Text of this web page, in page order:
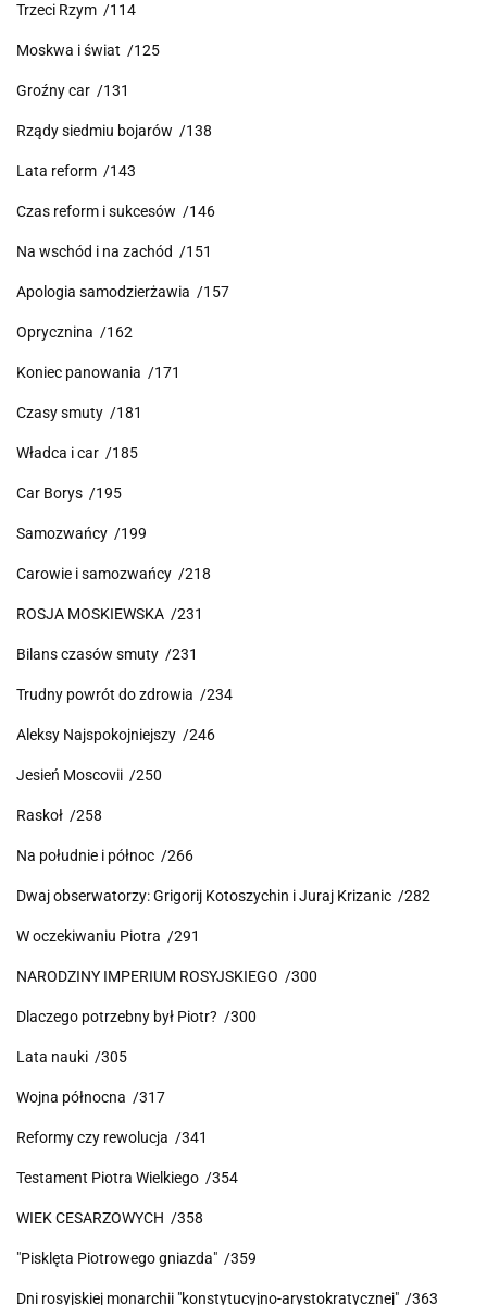
Trzeci Rzym /114
Moskwa i świat /125
Groźny car /131
Rządy siedmiu bojarów /138
Lata reform /143
Czas reform i sukcesów /146
Na wschód i na zachód /151
Apologia samodzierżawia /157
Oprycznina /162
Koniec panowania /171
Czasy smuty /181
Władca i car /185
Car Borys /195
Samozwańcy /199
Carowie i samozwańcy /218
ROSJA MOSKIEWSKA /231
Bilans czasów smuty /231
Trudny powrót do zdrowia /234
Aleksy Najspokojniejszy /246
Jesień Moscovii /250
Raskoł /258
Na południe i północ /266
Dwaj obserwatorzy: Grigorij Kotoszychin i Juraj Krizanic /282
W oczekiwaniu Piotra /291
NARODZINY IMPERIUM ROSYJSKIEGO /300
Dlaczego potrzebny był Piotr? /300
Lata nauki /305
Wojna północna /317
Reformy czy rewolucja /341
Testament Piotra Wielkiego /354
WIEK CESARZOWYCH /358
"Pisklęta Piotrowego gniazda" /359
Dni rosyjskiej monarchii "konstytucyjno-arystokratycznej" /363